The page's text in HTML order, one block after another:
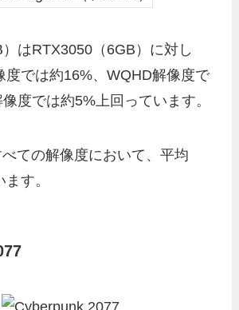
はRTX3050（6GB）に対し
度では約16%、WQHD解像度で
度では約5%上回っています。
ての解像度において、平均
す。